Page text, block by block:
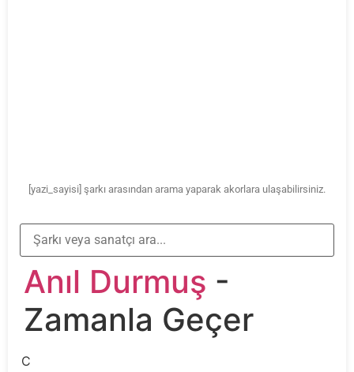
[yazi_sayisi] şarkı arasından arama yaparak akorlara ulaşabilirsiniz.
Anıl Durmuş -
Zamanla Geçer
C